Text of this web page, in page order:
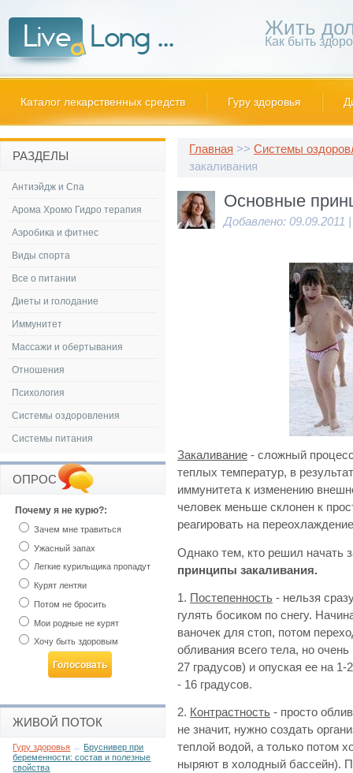
Жить
Как быть
Каталог лекарственных средств Гуру здоровья
Главная >> Системы
закаливания
Основные
Добавлено:
Закаливание - сложный
теплых температур, в
иммунитета к изменению
человек меньше склонен к
реагировать на
Однако тем, кто решил начать
принципы закаливания.
1. Постепенность - нельзя
гулять босиком по снегу.
ваночек для стоп, потом
обливания всего тела, но
27 градусов) и опуская ее на
- 16 градусов.
2. Контрастность - просто
не значит, нужно создать
теплой водой, а только потом
ныряют в холодный бассейн).
РАЗДЕЛЫ
Антиэйдж и Спа
Арома Хромо Гидро терапия
Аэробика и фитнес
Виды спорта
Все о питании
Диеты и голодание
Иммунитет
Массажи и обертывания
Отношения
Психология
Системы оздоровления
Системы питания
ОПРОС
Почему я не курю?:
Зачем мне травиться
Ужасный запах
Легкие курильщика пропадут
Курят лентяи
Потом не бросить
Мои родные не курят
Хочу быть здоровым
ЖИВОЙ ПОТОК
Гуру здоровья → Бруснивер при
беременности: состав и полезные
свойства